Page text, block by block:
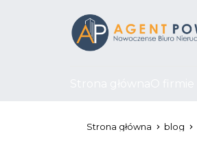
Strona główna blog